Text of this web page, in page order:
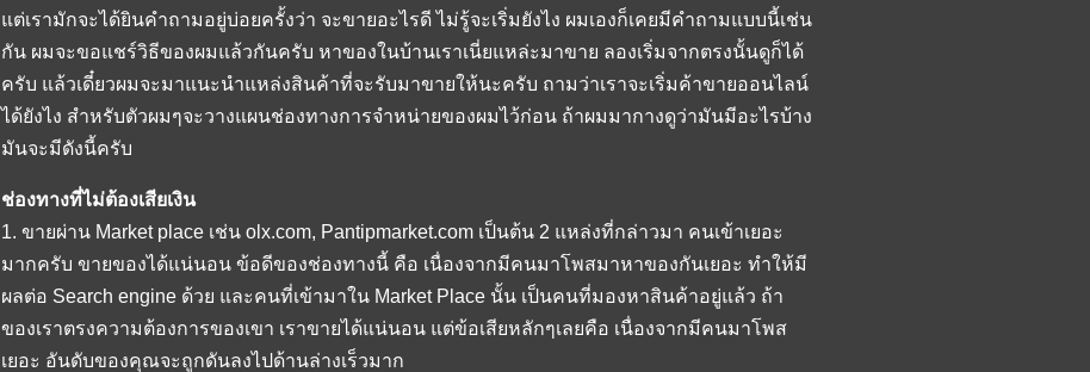
แต่เรามักจะได้ยินคำถามอยู่บ่อยครั้งว่า จะขายอะไรดี ไม่รู้จะเริ่มยังไง ผมเองก็เคยมีคำถามแบบนี้เช่น
กัน ผมจะขอแชร์วิธีของผมแล้วกันครับ หาของในบ้านเราเนี่ยแหล่ะมาขาย ลองเริ่มจากตรงนั้นดูก็ได้
ครับ แล้วเดี๋ยวผมจะมาแนะนำแหล่งสินค้าที่จะรับมาขายให้นะครับ ถามว่าเราจะเริ่มค้าขายออนไลน์
ได้ยังไง สำหรับตัวผมๆจะวางแผนช่องทางการจำหน่ายของผมไว้ก่อน ถ้าผมมากางดูว่ามันมีอะไรบ้าง
มันจะมีดังนี้ครับ
ช่องทางที่ไม่ต้องเสียเงิน
1. ขายผ่าน Market place เช่น olx.com, Pantipmarket.com เป็นต้น 2 แหล่งที่กล่าวมา คนเข้าเยอะ
มากครับ ขายของได้แน่นอน ข้อดีของช่องทางนี้ คือ เนื่องจากมีคนมาโพสมาหาของกันเยอะ ทำให้มี
ผลต่อ Search engine ด้วย และคนที่เข้ามาใน Market Place นั้น เป็นคนที่มองหาสินค้าอยู่แล้ว ถ้า
ของเราตรงความต้องการของเขา เราขายได้แน่นอน แต่ข้อเสียหลักๆเลยคือ เนื่องจากมีคนมาโพส
เยอะ อันดับของคุณจะถูกดันลงไปด้านล่างเร็วมาก